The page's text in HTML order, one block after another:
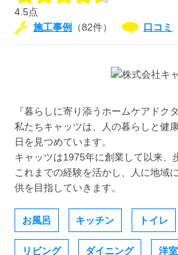
4.5点
施工事例
（82件） 口コミ
『暮らしに寄り添うホームケアドクタ
私たちキャッツは、人の暮らしと健
日を見つめています。
キャッツは1975年に創業して以来、
これまでの経験を活かし、人に地域
供を目指していきます。
お風呂 キッチン トイレ
リビング ダイニング 洋室